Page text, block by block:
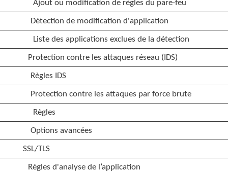
Ajout ou modification de règles du pare-feu
Détection de modification d'application
Liste des applications exclues de la détection
Protection contre les attaques réseau (IDS)
Règles IDS
Protection contre les attaques par force brute
Règles
Options avancées
SSL/TLS
Règles d'analyse de l’application